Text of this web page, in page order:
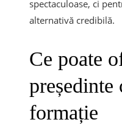
spectaculoase, ci
alternativă credibilă.
Ce poate
președinte
formație